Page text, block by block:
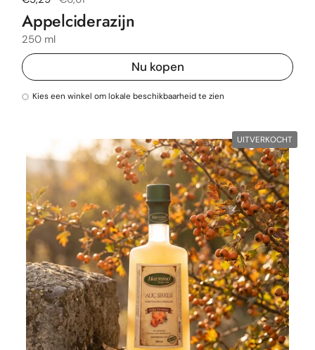
Appelciderazijn
250 ml
Nu kopen
Kies een winkel om lokale beschikbaarheid te zien
UITVERKOCHT